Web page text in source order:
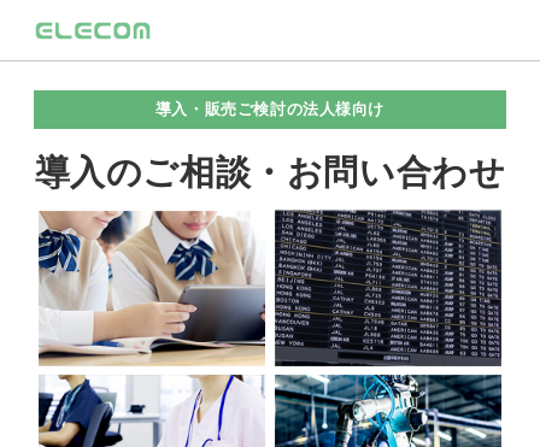
導入・販売ご検討の法人様向け
導入のご相談・お問い合わせ